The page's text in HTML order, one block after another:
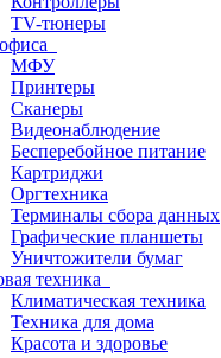
TV-тюнеры
МФУ
Принтеры
Сканеры
Видеонаблюдение
Бесперебойное питание
Картриджи
Оргтехника
Терминалы сбора данных
Графические планшеты
Уничтожители бумаг
техника
Климатическая техника
Техника для дома
Красота и здоровье